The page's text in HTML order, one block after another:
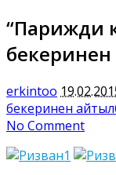
“Парижди
erkintoo
бекеринен
No Comment